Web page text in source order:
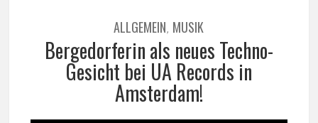
ALLGEMEIN, MUSIK
Bergedorferin als neues Techno-
Gesicht bei UA Records in
Amsterdam!